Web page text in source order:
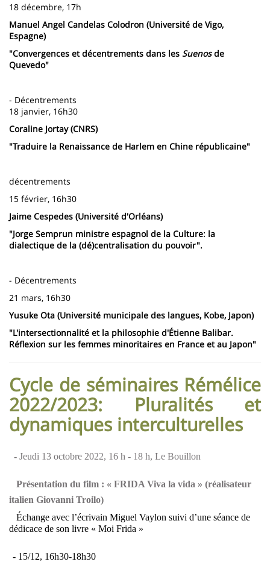
18 décembre, 17h
Manuel Angel Candelas Colodron (Université de Vigo,
Espagne)
"Convergences et décentrements dans les Suenosde
Quevedo"
- Décentrements
18 janvier, 16h30
Coraline Jortay (CNRS)
"Traduire la Renaissance de Harlem en Chine républicaine"
décentrements
15 février, 16h30
Jaime Cespedes (Université d'Orléans)
"Jorge Semprun ministre espagnol de la Culture: la
dialectique de la (dé)centralisation du pouvoir".
- Décentrements
21 mars, 16h30
Yusuke Ota (Université municipale des langues, Kobe, Japon)
"L'intersectionnalité et la philosophie d'Étienne Balibar.
Réflexion sur les femmes minoritaires en France et au Japon"
Cycle de séminaires Rémélice
2022/2023: Pluralités et
dynamiques interculturelles
- Jeudi 13 octobre 2022, 16 h - 18 h, Le Bouillon
Présentation du film : « FRIDA Viva la vida » (réalisateur
italien Giovanni Troilo)
Échange avec l’écrivain Miguel Vaylon suivi d’une séance de
dédicace de son livre « Moi Frida »
- 15/12, 16h30-18h30